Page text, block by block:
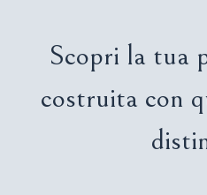
Scopri la tua
costruita con